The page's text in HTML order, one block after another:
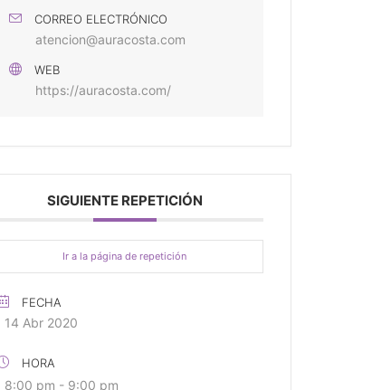
CORREO ELECTRÓNICO
atencion@auracosta.com
WEB
https://auracosta.com/
SIGUIENTE REPETICIÓN
Ir a la página de repetición
FECHA
14 Abr 2020
HORA
8:00 pm - 9:00 pm